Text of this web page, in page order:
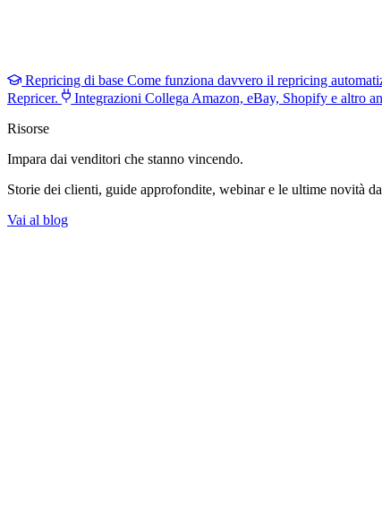
Repricing di base Come funziona davvero il repricing
Repricer.
Integrazioni Collega Amazon, eBay, Shopify e altro
Risorse
Impara dai venditori che stanno vincendo.
Storie dei clienti, guide approfondite, webinar e le ultime novità
Vai al blog